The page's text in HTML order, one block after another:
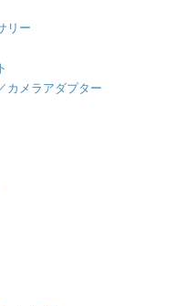
リー
カメラアダプター